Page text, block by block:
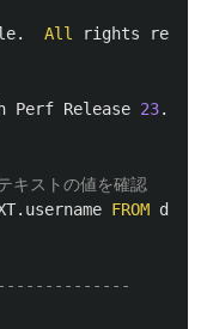
. All rights
Perf Release 23.
キストの値を確認
. username FROM dual